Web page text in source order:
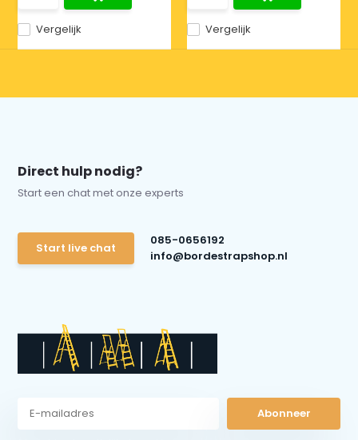
Vergelijk Vergelijk
Direct hulp nodig?
Start een chat met onze experts
Start live chat
085-0656192
info@bordestrapshop.nl
Abonneer